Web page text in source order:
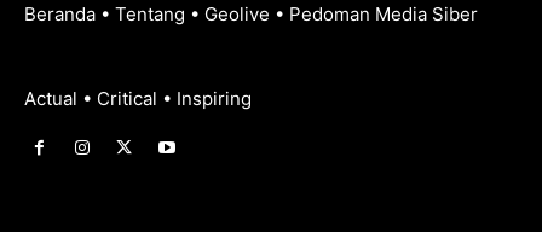
Beranda • Tentang • Geolive • Pedoman Media Siber
Actual • Critical • Inspiring